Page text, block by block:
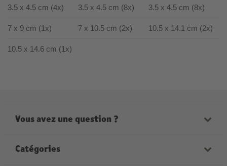
3.5 x 4.5 cm (4x) 3.5 x 4.5 cm (8x) 3.5 x 4.5 cm (8x)
7 x 9 cm (1x) 7 x 10.5 cm (2x) 10.5 x 14.1 cm (2x)
10.5 x 14.6 cm (1x)
Vous avez une question ?
sommes à votre disposition aux horaires suivantes :
Catégories